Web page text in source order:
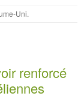
Uni.
renforcé